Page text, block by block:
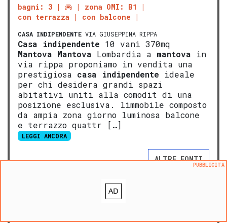
bagni: 3
zona OMI: B1
con terrazza
con balcone
CASA INDIPENDENTE VIA GIUSEPPINA RIPPA
Casa indipendente 10 vani 370mq
Mantova Mantova Lombardia a mantova in
via rippa proponiamo in vendita una
prestigiosa casa indipendente ideale
per chi desidera grandi spazi
abitativi uniti alla comodit di una
posizione esclusiva. limmobile composto
da ampia zona giorno luminosa balcone
e terrazzo quattr […]
LEGGI ANCORA
ALTRE FONTI
VALUTA questo immobile
Aggiungi ai preferiti
PUBBLICITÀ